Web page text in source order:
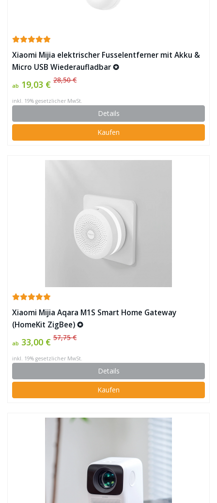
Xiaomi Mijia elektrischer Fusselentferner mit Akku &
Micro USB Wiederaufladbar ✪
ab 19,03 € 28,50 €
inkl. 19% gesetzlicher MwSt.
Details
Kaufen
Xiaomi Mijia Aqara M1S Smart Home Gateway
(HomeKit ZigBee) ✪
ab 33,00 € 57,75 €
inkl. 19% gesetzlicher MwSt.
Details
Kaufen